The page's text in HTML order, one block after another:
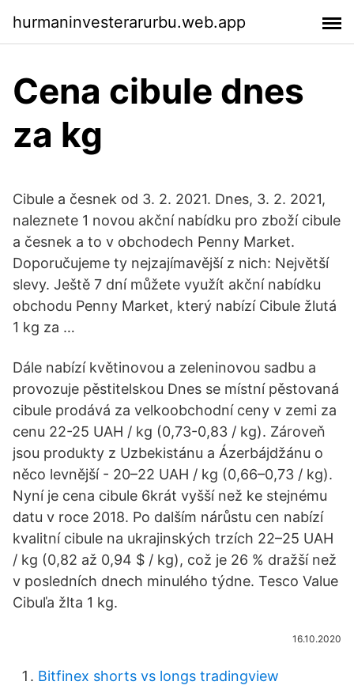
hurmaninvesterarurbu.web.app
Cena cibule dnes
za kg
Cibule a česnek od 3. 2. 2021. Dnes, 3. 2. 2021,
naleznete 1 novou akční nabídku pro zboží cibule
a česnek a to v obchodech Penny Market.
Doporučujeme ty nejzajímavější z nich: Největší
slevy. Ještě 7 dní můžete využít akční nabídku
obchodu Penny Market, který nabízí Cibule žlutá
1 kg za …
Dále nabízí květinovou a zeleninovou sadbu a
provozuje pěstitelskou Dnes se místní pěstovaná
cibule prodává za velkoobchodní ceny v zemi za
cenu 22-25 UAH / kg (0,73-0,83 / kg). Zároveň
jsou produkty z Uzbekistánu a Ázerbájdžánu o
něco levnější - 20–22 UAH / kg (0,66–0,73 / kg).
Nyní je cena cibule 6krát vyšší než ke stejnému
datu v roce 2018. Po dalším nárůstu cen nabízí
kvalitní cibule na ukrajinských trzích 22–25 UAH
/ kg (0,82 až 0,94 $ / kg), což je 26 % dražší než
v posledních dnech minulého týdne. Tesco Value
Cibuľa žlta 1 kg.
16.10.2020
Bitfinex shorts vs longs tradingview